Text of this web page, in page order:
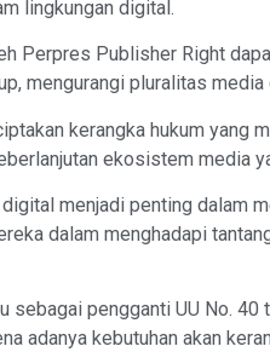
lingkungan digital.
Perpres Publisher Right
mengurangi pluralitas
kerangka hukum yang
ekosistem media
menjadi penting dalam
dalam menghadapi
sebagai pengganti UU No.
adanya kebutuhan akan